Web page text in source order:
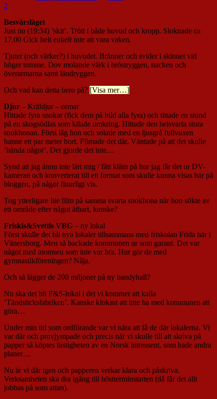
2
Besvärsläget
Just nu (19:34) ’skit’. Trött i både huvud och kropp. Sloknade ca
17.00 Gick helt enkelt inte att vara vaken.
Tjuter (och värker?) i huvudet. Bränner och svider i skinnet vid
höger tumme. Dov molande värk i bröstryggen, nacken och
överarmarna samt ländryggen.
Och vad kan detta bero på? [Visa mer…]
Djur – Kräldjur – ormar
Hittade fyra snokar (fick dem på bild alla fyra) och tittade en stund
på en skogsödlas som kilade omkring. Hittade den helsvarta stora
snokhonan. Först låg hon och solade med en ljusgrå fullvuxen
hanne ett par meter bort. Filmade det där. Väntade på att det skulle
’hända något’. Det gjorde det inte…
Synd att jag ännu inte lärt mig / fått kläm på hur jag får det ur DV-
kameran och konverterat till ett format som skulle kunna visas här på
bloggen, på något finurligt vis.
Tog ytterligare lite film på samma svarta snokhona när hon sökte av
ett område efter något ätbart, kanske?
Friskis&Svettis VBG – ny lokal
Först skulle det bli nya lokaler tillsammans med friskolan Frida här i
Vänersborg. Men så backade kommunen ur som garant. Det var
något med momsen som inte var bra. Hur gör de med
gymnastikföreningen? Nåja.
Och så lägger de 200 miljoner på ny bandyhall?
Nu ska det bli F&S-lokal i det vi kommer att kalla
’Tändsticksfabriken’. Kanske klokast att inte ha med kommunen att
göra…
Under min tid som ordförande var vi nära att få de där lokalerna. Vi
var där och provjympade och precis när vi skulle till att skriva på
papper så köptes fastigheten av en Norsk intressent, som hade andra
planer…
Nu är vi där igen och papperen verkar klara och påskriva.
Verksamheten ska dra igång till höstterminstarten (då får det allt
jobbas på som attan).